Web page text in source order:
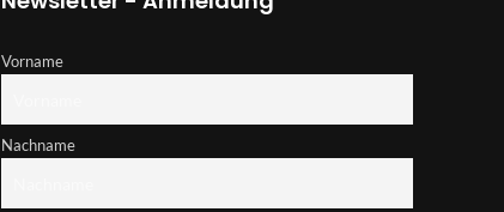
Vorname
Nachname